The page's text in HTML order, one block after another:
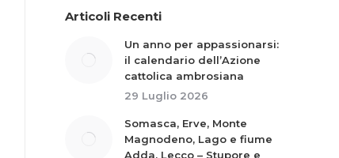
Articoli Recenti
Un anno per appassionarsi:
il calendario dell’Azione
cattolica ambrosiana
29 Luglio 2026
Somasca, Erve, Monte
Magnodeno, Lago e fiume
Adda, Lecco – Stupore e